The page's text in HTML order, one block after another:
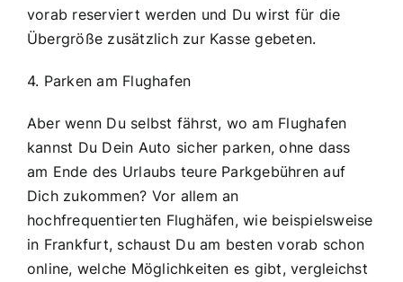
vorab reserviert werden und Du wirst für die
Übergröße zusätzlich zur Kasse gebeten.
4. Parken am Flughafen
Aber wenn Du selbst fährst, wo am Flughafen
kannst Du Dein Auto sicher parken, ohne dass
am Ende des Urlaubs teure Parkgebühren auf
Dich zukommen? Vor allem an
hochfrequentierten Flughäfen, wie beispielsweise
in Frankfurt, schaust Du am besten vorab schon
online, welche Möglichkeiten es gibt, vergleichst